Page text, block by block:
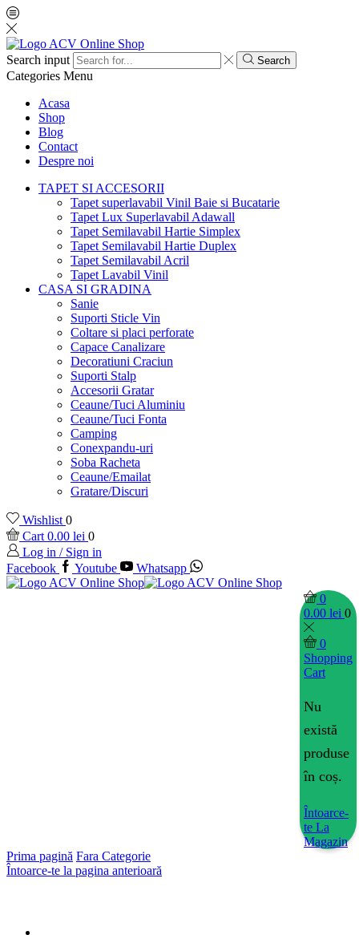
Search input Search
Categories Menu
Acasa
Shop
Blog
Contact
Despre noi
TAPET SI ACCESORII
Tapet superlavabil Vinil Baie si Bucatarie
Tapet Lux Superlavabil Adawall
Tapet Semilavabil Hartie Simplex
Tapet Semilavabil Hartie Duplex
Tapet Semilavabil Acril
Tapet Lavabil Vinil
CASA SI GRADINA
Sanie
Suporti Sticle Vin
Coltare si placi perforate
Capace Canalizare
Decoratiuni Craciun
Suporti Stalp
Accesorii Gratar
Ceaune/Tuci Aluminiu
Ceaune/Tuci Fonta
Camping
Conexpandu-uri
Soba Racheta
Ceaune/Emailat
Gratare/Discuri
Wishlist 0
Cart 0.00 lei 0
Log in / Sign in
Facebook
Youtube Whatsapp
0
0.00 lei 0
0
Shopping
Cart
Nu
există
produse
în coș.
Întoarce-
te La
Magazin
Prima pagină Fara Categorie
Întoarce-te la pagina anterioară